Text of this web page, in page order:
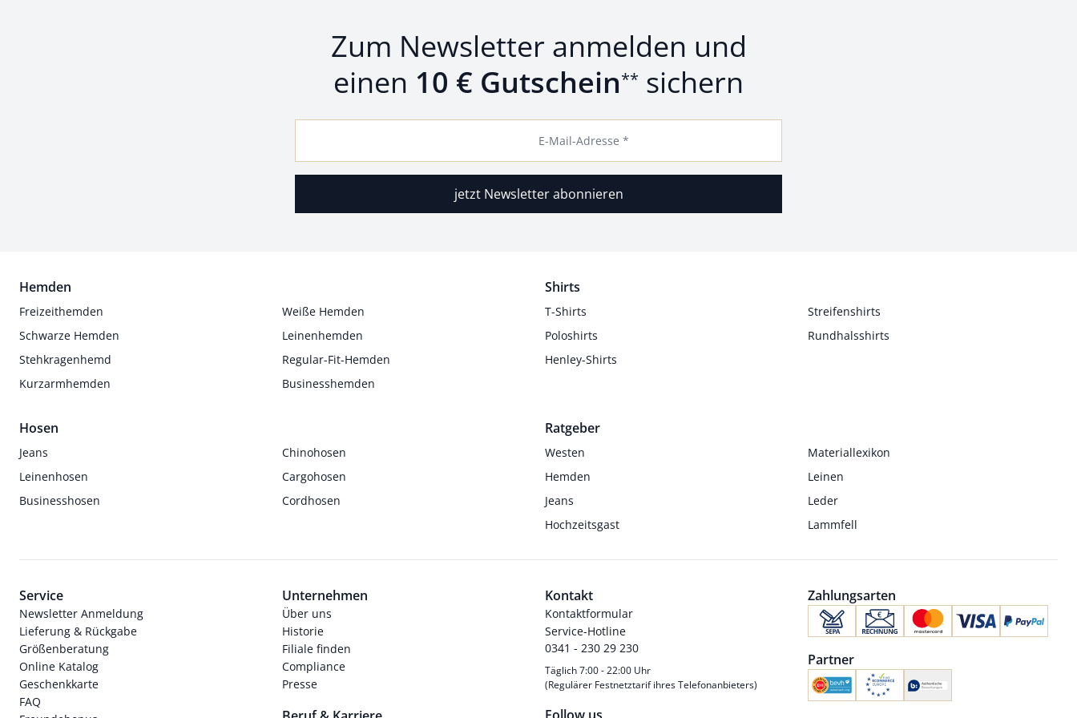
Zum Newsletter anmelden und
einen 10 € Gutschein** sichern
E-Mail-Adresse *
jetzt Newsletter abonnieren
Hemden
Freizeithemden
Weiße Hemden
Schwarze Hemden
Leinenhemden
Stehkragenhemd
Regular-Fit-Hemden
Kurzarmhemden
Businesshemden
Shirts
T-Shirts
Streifenshirts
Poloshirts
Rundhalsshirts
Henley-Shirts
Hosen
Jeans
Chinohosen
Leinenhosen
Cargohosen
Businesshosen
Cordhosen
Ratgeber
Westen
Materiallexikon
Hemden
Leinen
Jeans
Leder
Hochzeitsgast
Lammfell
Service
Newsletter Anmeldung
Lieferung & Rückgabe
Größenberatung
Online Katalog
Geschenkkarte
FAQ
Unternehmen
Über uns
Historie
Filiale finden
Compliance
Presse
Kontakt
Kontaktformular
Service-Hotline
0341 - 230 29 230
Täglich 7:00 - 22:00 Uhr
(Regulärer Festnetztarif ihres Telefonanbieters)
Zahlungsarten
Partner